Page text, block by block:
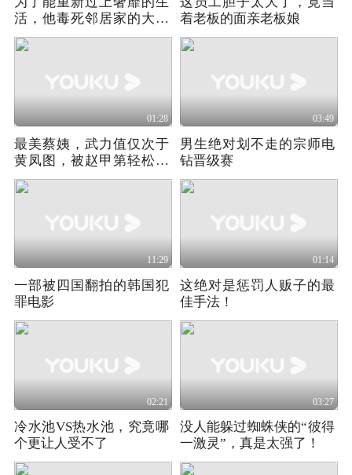
活，他毒死邻居家的大狗
溜进了富豪的公寓
着老板的面亲老板娘
01:28
最美蔡姨，武力值仅次于
黄凤图，被赵甲第轻松拿
下
03:49
男生绝对划不走的宗师电
钻晋级赛
11:29
一部被四国翻拍的韩国犯
罪电影
01:14
这绝对是惩罚人贩子的最
佳手法！
02:21
冷水池VS热水池，究竟哪
个更让人受不了
03:27
没人能躲过蜘蛛侠的“彼得
一激灵”，真是太强了！